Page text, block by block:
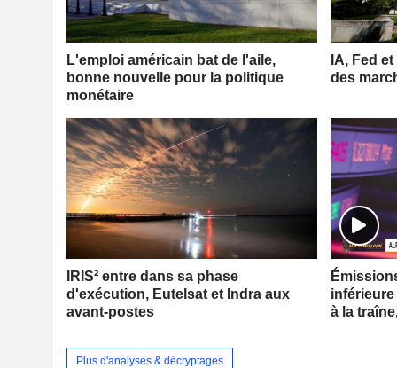
L'emploi américain bat de l'aile,
bonne nouvelle pour la politique
monétaire
IA, Fed
des
IRIS² entre dans sa phase
d'exécution, Eutelsat et Indra aux
avant-postes
à la
Plus d'analyses & décryptages